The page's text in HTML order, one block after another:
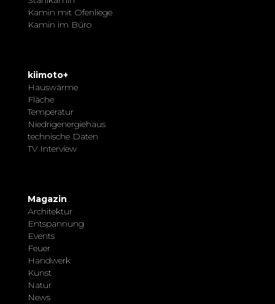
Kamin mit Ofenliege
Kamin im Büro
kiimoto+
Hauswärme
Fläche
Temperatur
Niedrigenergiehaus
technische Daten
TV Interview
Magazin
Architektur
Entspannung
Events
Feuer
Handwerk
Kunst
Natur
News